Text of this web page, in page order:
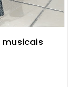
musicais